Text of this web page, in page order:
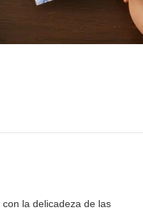
con la delicadeza de las